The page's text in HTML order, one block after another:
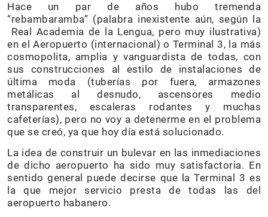
Hace un par de años hubo tremenda
“rebambaramba” (palabra inexistente aún, según la
Real Academia de la Lengua, pero muy ilustrativa)
en el Aeropuerto (internacional) o Terminal 3, la más
cosmopolita, amplia y vanguardista de todas, con
sus construcciones al estilo de instalaciones de
última moda (tuberías por fuera, armazones
metálicas al desnudo, ascensores medio
transparentes, escaleras rodantes y muchas
cafeterías), pero no voy a detenerme en el problema
que se creó, ya que hoy día está solucionado.
La idea de construir un bulevar en las inmediaciones
de dicho aeropuerto ha sido muy satisfactoria. En
sentido general puede decirse que la Terminal 3 es
la que mejor servicio presta de todas las del
aeropuerto habanero.